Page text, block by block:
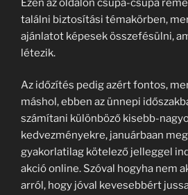
találni biztosítási témakörben,
ajánlatot képesek összefésülni,
létezik.
Az időzítés pedig azért fontos,
máshol, ebben az ünnepi
számítani különböző kisebb-
kedvezményekre, januárbaan
gyakorlatilag kötelező jelleggel
akció online. Szóval hogyha nem
arról, hogy jóval kevesebbért